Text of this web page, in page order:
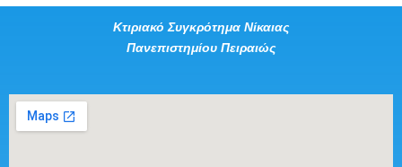
Κτιριακό Συγκρότημα Νίκαιας
Πανεπιστημίου Πειραιώς